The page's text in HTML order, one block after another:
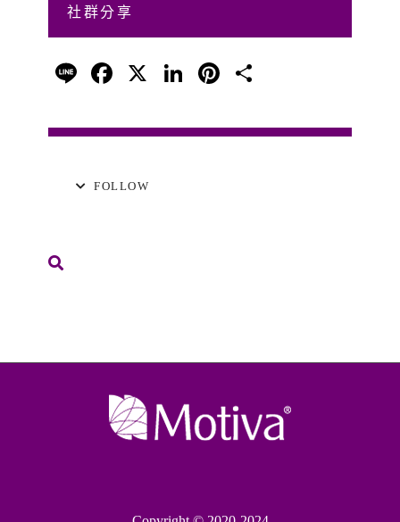
社群分享
LineFacebook
X LinkedIn
Pinterest
FOLLOW